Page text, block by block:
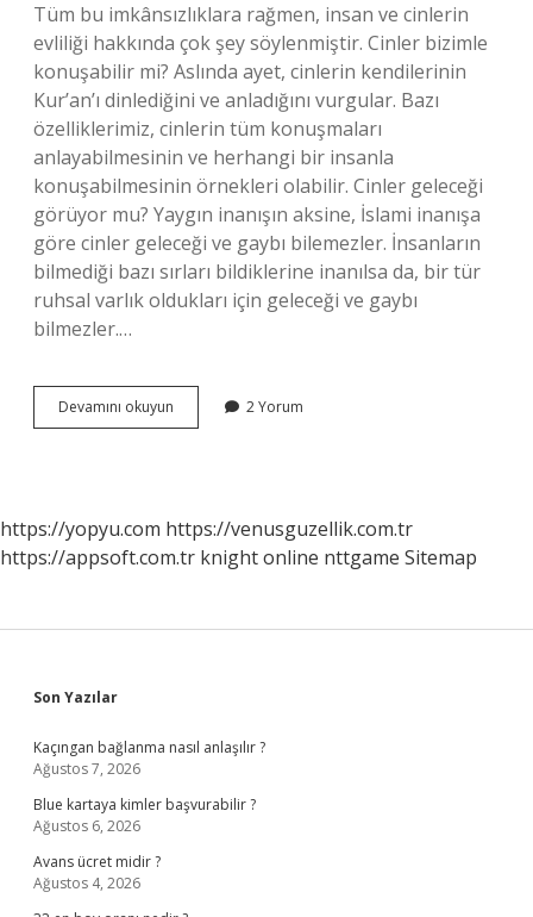
Tüm bu imkânsızlıklara rağmen, insan ve cinlerin
evliliği hakkında çok şey söylenmiştir. Cinler bizimle
konuşabilir mi? Aslında ayet, cinlerin kendilerinin
Kur’an’ı dinlediğini ve anladığını vurgular. Bazı
özelliklerimiz, cinlerin tüm konuşmaları
anlayabilmesinin ve herhangi bir insanla
konuşabilmesinin örnekleri olabilir. Cinler geleceği
görüyor mu? Yaygın inanışın aksine, İslami inanışa
göre cinler geleceği ve gaybı bilemezler. İnsanların
bilmediği bazı sırları bildiklerine inanılsa da, bir tür
ruhsal varlık oldukları için geleceği ve gaybı
bilmezler.…
Devamını okuyun
Insana
2 Yorum
https://yopyu.com https://venusguzellik.com.tr
https://appsoft.com.tr knight online nttgame Sitemap
Sidebar
Son Yazılar
Kaçıngan bağlanma nasıl anlaşılır ?
Ağustos 7, 2026
Blue kartaya kimler başvurabilir ?
Ağustos 6, 2026
Avans ücret midir ?
Ağustos 4, 2026